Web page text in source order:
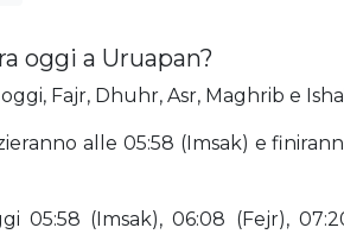
oggi a Uruapan?
Fajr, Dhuhr, Asr, Maghrib e
alle 05:58 (Imsak) e
(Imsak), 06:08 (Fejr),